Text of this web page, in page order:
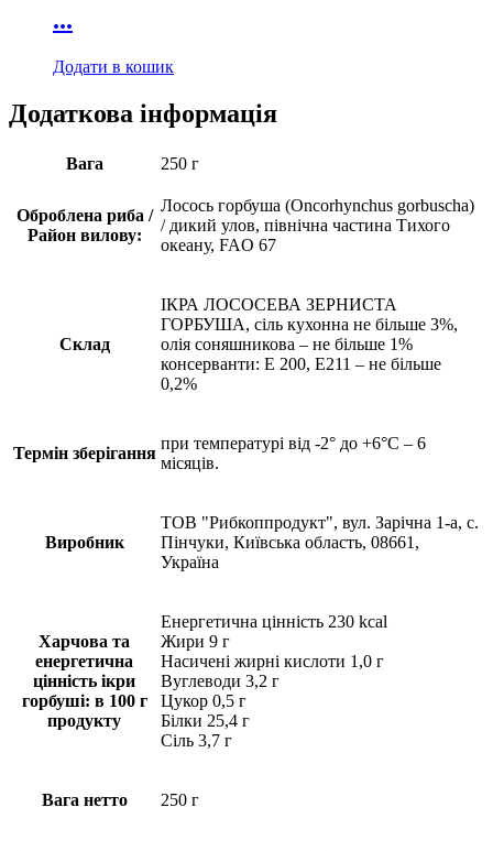
...
Додати в кошик
Додаткова інформація
Вага 250 г
Оброблена риба /
Район вилову:
Лосось горбуша (Oncorhynchus gorbuscha)
/ дикий улов, північна частина Тихого
океану, FAO 67
Склад
ІКРА ЛОСОСЕВА ЗЕРНИСТА
ГОРБУША, сіль кухонна не більше 3%,
олія соняшникова – не більше 1%
консерванти: Е 200, Е211 – не більше
0,2%
Термін зберігання
при температурі від -2° до +6°С – 6
місяців.
Виробник
ТОВ "Рибкоппродукт", вул. Зарічна 1-а, с.
Пінчуки, Київська область, 08661,
Україна
Харчова та
енергетична
цінність ікри
горбуші: в 100 г
продукту
Енергетична цінність 230 kcal
Жири 9 г
Насичені жирні кислоти 1,0 г
Вуглеводи 3,2 г
Цукор 0,5 г
Білки 25,4 г
Сіль 3,7 г
Вага нетто 250 г